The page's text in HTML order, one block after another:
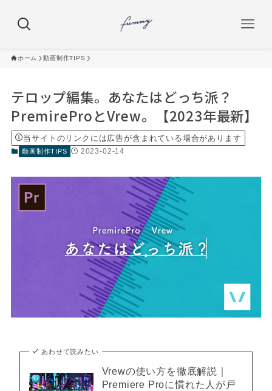
ホーム 動画制作TIPS
テロップ編集。あなたはどっち派？
PremireProとVrew。【2023年最新】
当サイトのリンクには広告が含まれている場合があります
動画制作TIPS 2023-02-14
あわせて読みたい
Vrewの使い方を徹底解説｜
Premiere Proに慣れた人が戸